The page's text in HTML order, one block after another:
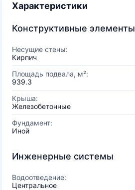
Характеристики
Конструктивные элементы
Несущие стены:
Кирпич
Площадь подвала, м²:
939.3
Крыша:
Железобетонные
Фундамент:
Иной
Инженерные системы
Водоотведение:
Центральное